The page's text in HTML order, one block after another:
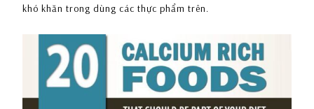
khó khăn trong dùng các thực phẩm trên.